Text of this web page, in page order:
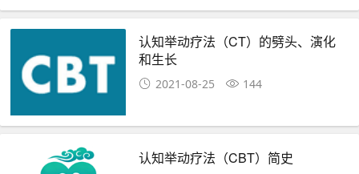
认知举动疗法（CT）的劈头、演化
和生长
2021-08-25 144
认知举动疗法（CBT）简史